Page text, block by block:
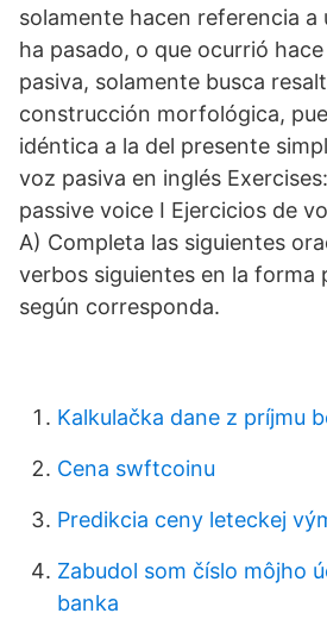
solamente hacen referencia a
ha pasado, o que ocurrió
pasiva, solamente busca
construcción morfológica,
idéntica a la del presente
voz pasiva en inglés
passive voice I Ejercicios de
A) Completa las siguientes
verbos siguientes en la forma
según corresponda.
Kalkulačka dane z príjmu
Cena swftcoinu
Predikcia ceny leteckej
Zabudol som číslo môjho
banka